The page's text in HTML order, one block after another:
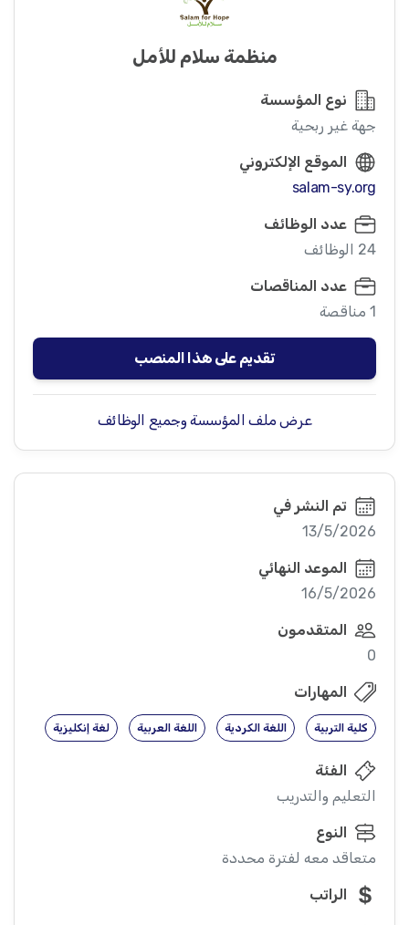
منظمة سلام للأمل
نوع المؤسسة
جهة غير ربحية
الموقع الإلكتروني
salam-sy.org
عدد الوظائف
24 الوظائف
عدد المناقصات
1 مناقصة
تقديم على هذا المنصب
عرض ملف المؤسسة وجميع الوظائف
تم النشر في
13/5/2026
الموعد النهائي
16/5/2026
المتقدمون
0
المهارات
كلية التربية اللغة الكردية اللغة العربية لغة إنكليزية
الفئة
التعليم والتدريب
النوع
متعاقد معه لفترة محددة
الراتب